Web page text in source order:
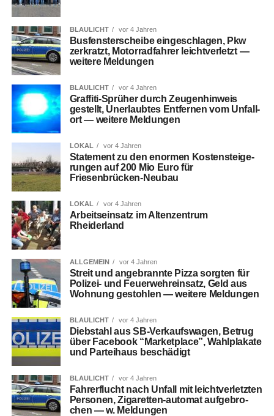
BLAULICHT vor 4 Jahren
Bus­fens­ter­schei­be ein­ge­schla­gen, Pkw
zer­kratzt, Motor­rad­fah­rer leicht­ver­letzt —
wei­te­re Meldungen
BLAULICHT vor 4 Jahren
Graf­fi­ti-Sprü­her durch Zeu­gen­hin­weis
gestellt, Uner­laub­tes Ent­fer­nen vom Unfall­
ort — wei­te­re Meldungen
LOKAL vor 4 Jahren
State­ment zu den enor­men Kos­ten­stei­ge­
run­gen auf 200 Mio Euro für
Friesenbrücken-Neubau
LOKAL vor 4 Jahren
Arbeits­ein­satz im Alten­zen­trum
Rheiderland
ALLGEMEIN vor 4 Jahren
Streit und ange­brann­te Piz­za sorg­ten für
Poli­zei- und Feu­er­wehr­ein­satz, Geld aus
Woh­nung gestoh­len — wei­te­re Meldungen
BLAULICHT vor 4 Jahren
Dieb­stahl aus SB-Ver­kaufs­wa­gen, Betrug
über Face­book “Mar­ket­place”, Wahl­pla­ka­te
und Par­tei­haus beschädigt
BLAULICHT vor 4 Jahren
Fah­rer­flucht nach Unfall mit leicht­ver­letz­ten
Per­so­nen, Ziga­ret­ten-auto­mat auf­ge­bro­
chen — w. Meldungen